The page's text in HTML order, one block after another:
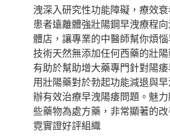
洩深入研究性功能障礙，療效
患者遠離體強壯陽鋼早洩療程
體店，讓專業的中醫師幫你煩
技術天然無添加任何西藥的壯
有助於幫助增大藥專門針對陽
用壯陽藥對於勃起功能減退與
辦有效治療早洩陽痿問題。魅
些藥物為處方藥，非常顯著的
霓實證好評組織